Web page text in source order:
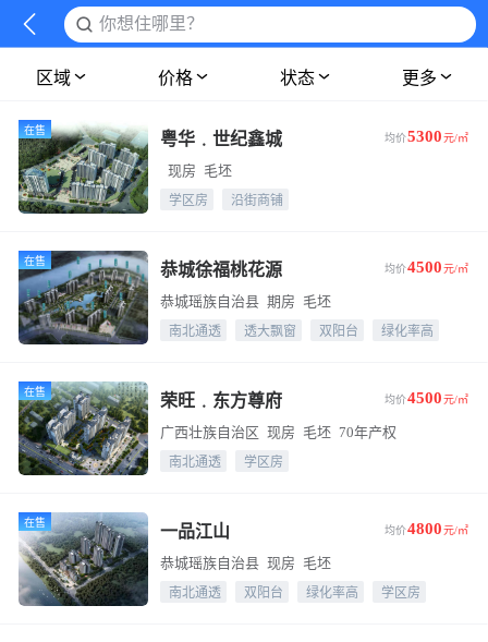
你想住哪里？
区域 价格 状态 更多
在售 粤华﹒世纪鑫城 均价5300元/㎡
现房 毛坯
学区房 沿街商铺
在售 恭城徐福桃花源 均价4500元/㎡
恭城瑶族自治县 期房 毛坯
南北通透 透大飘窗 双阳台 绿化率高
在售 荣旺﹒东方尊府 均价4500元/㎡
广西壮族自治区 现房 毛坯 70年产权
南北通透 学区房
在售 一品江山 均价4800元/㎡
恭城瑶族自治县 现房 毛坯
南北通透 双阳台 绿化率高 学区房